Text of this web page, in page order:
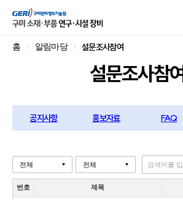
홈 알림마당 설문조사참여
설문조사참여
공지사항 홍보자료 FAQ
번호 제목